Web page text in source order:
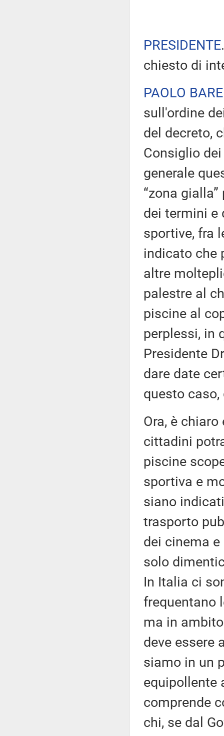
PRESIDENTE
chiesto di
PAOLO
sull'ordine
del decreto,
Consiglio
generale
“zona
dei termini e
sportive, fra
indicato che
altre
palestre al
piscine al
perplessi, in
Presidente
dare date
questo
Ora, è
cittadini
piscine
sportiva e
siano
trasporto
dei cinema
solo
In Italia ci
frequentano
ma in
deve essere
siamo in un
equipollente
comprende
chi, se dal